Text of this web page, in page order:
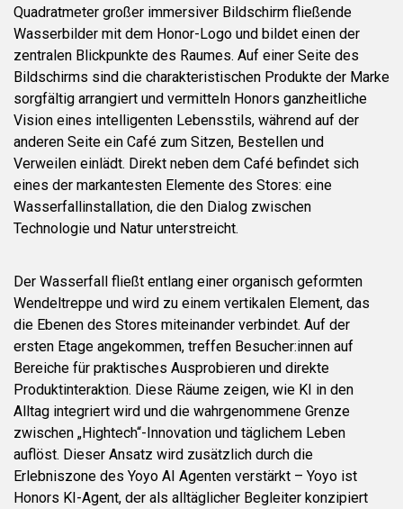
Quadratmeter großer immersiver Bildschirm fließende
Wasserbilder mit dem Honor-Logo und bildet einen der
zentralen Blickpunkte des Raumes. Auf einer Seite des
Bildschirms sind die charakteristischen Produkte der Marke
sorgfältig arrangiert und vermitteln Honors ganzheitliche
Vision eines intelligenten Lebensstils, während auf der
anderen Seite ein Café zum Sitzen, Bestellen und
Verweilen einlädt. Direkt neben dem Café befindet sich
eines der markantesten Elemente des Stores: eine
Wasserfallinstallation, die den Dialog zwischen
Technologie und Natur unterstreicht.
Der Wasserfall fließt entlang einer organisch geformten
Wendeltreppe und wird zu einem vertikalen Element, das
die Ebenen des Stores miteinander verbindet. Auf der
ersten Etage angekommen, treffen Besucher:innen auf
Bereiche für praktisches Ausprobieren und direkte
Produktinteraktion. Diese Räume zeigen, wie KI in den
Alltag integriert wird und die wahrgenommene Grenze
zwischen „Hightech“-Innovation und täglichem Leben
auflöst. Dieser Ansatz wird zusätzlich durch die
Erlebniszone des Yoyo AI Agenten verstärkt – Yoyo ist
Honors KI-Agent, der als alltäglicher Begleiter konzipiert